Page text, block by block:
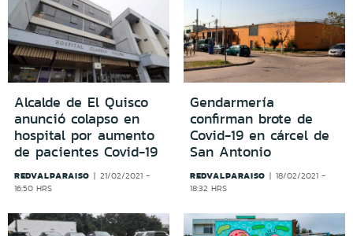
Alcalde de El Quisco
anunció colapso en
hospital por aumento
de pacientes Covid-19
REDVALPARAISO
21/02/2021 -
16:50 HRS
Gendarmería
confirman brote de
Covid-19 en cárcel de
San Antonio
REDVALPARAISO
18/02/2021 -
18:32 HRS